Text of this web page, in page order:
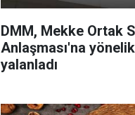
DMM, Mekke Ortak
Anlaşması'na
yalanladı